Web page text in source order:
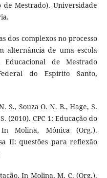
de Mestrado). Universidade
dos complexos no processo
alternância de uma escola
de Mestrado
do Espírito Santo,
S., Souza O. N. B., Hage, S.
(2010). CPC 1: Educação do
Molina, Mônica (Org.).
II: questões para reflexão
In Molina, M. C. (Org.).